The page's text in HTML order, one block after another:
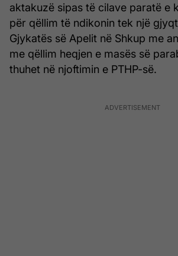
aktakuzë sipas të cilave paratë e
për qëllim të ndikonin tek një
Gjykatës së Apelit në Shkup me
me qëllim heqjen e masës së
thuhet në njoftimin e PTHP-së.